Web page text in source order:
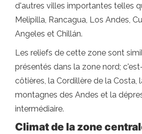
d'autres villes importantes telles
Melipilla, Rancagua, Los Andes,
Angeles et Chillán.
Les reliefs de cette zone sont
présentés dans la zone nord;
côtières, la Cordillère de la Costa,
montagnes des Andes et la
intermédiaire.
Climat de la zone